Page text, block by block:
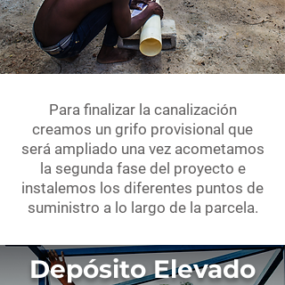
Para finalizar la canalización
creamos un grifo provisional que
será ampliado una vez acometamos
la segunda fase del proyecto e
instalemos los diferentes puntos de
suministro a lo largo de la parcela.
Depósito Elevado